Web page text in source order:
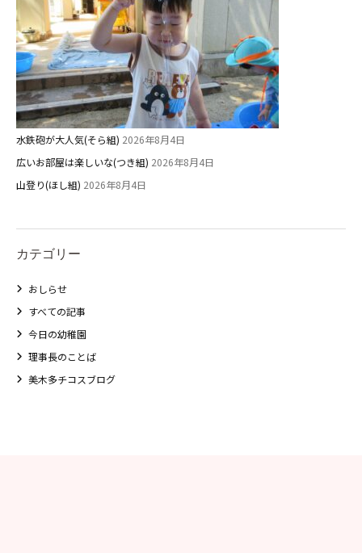
水鉄砲が大人気(そら組) 2026年8月4日
広いお部屋は楽しいな(つき組) 2026年8月4日
山登り(ほし組) 2026年8月4日
カテゴリー
おしらせ
すべての記事
今日の幼稚園
理事長のことば
美木多チコスブログ
0歳親子登園［マカロンクラス ]
1歳・2歳親子登園［マリポサクラ
ス ]
2歳児ひとり登園［ゆず組 ]
グループ施設・
関係先リンク
学校法⼈鴨⾕学園 鳳幼稚園
園
⼤阪府私⽴幼稚園連盟
社会福祉法人野田福祉会